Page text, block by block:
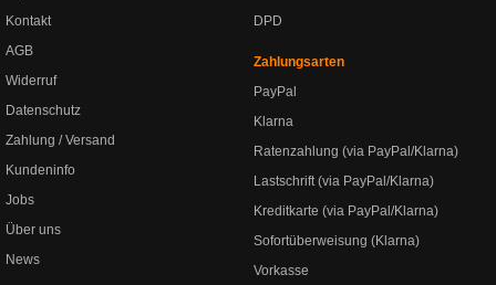
Kontakt
AGB
Widerruf
Datenschutz
Zahlung / Versand
Kundeninfo
Jobs
Über uns
News
DPD
Zahlungsarten
PayPal
Klarna
Ratenzahlung (via PayPal/Klarna)
Lastschrift (via PayPal/Klarna)
Kreditkarte (via PayPal/Klarna)
Sofortüberweisung (Klarna)
Vorkasse